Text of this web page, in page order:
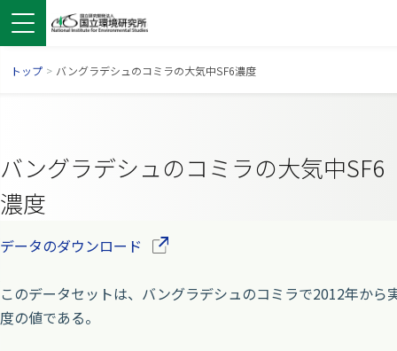
ウで開きます）
ンドウで開きます）
ウインドウで開きます）
トップ > バングラデシュのコミラの大気中SF6濃度
バングラデシュのコミラの大気中SF6
濃度
データのダウンロード （別ウインドウで開きます）
このデータセットは、バングラデシュのコミラで2012年か
度の値である。